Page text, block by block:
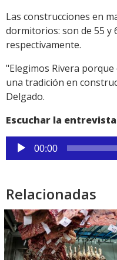
Las construcciones en
dormitorios: son de 55 y
respectivamente.
"Elegimos Rivera
una tradición en
Delgado.
Escuchar la entrevista
Reproductor
de
00:00
Relacionadas